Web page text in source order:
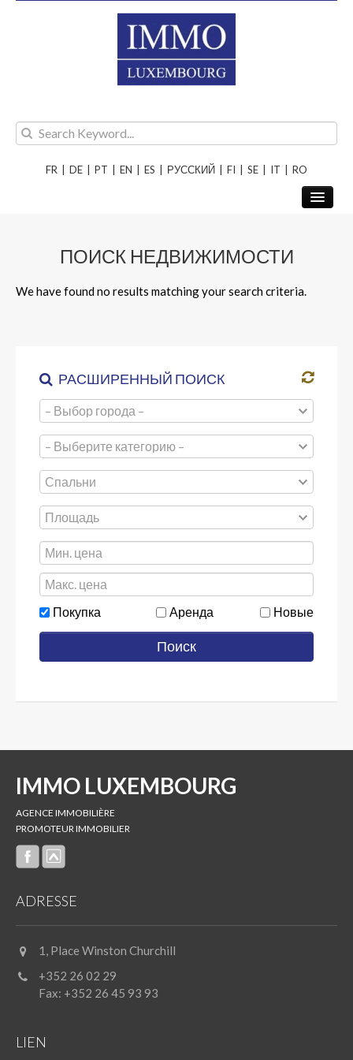
FR | DE | PT | EN | ES | РУССКИЙ | FI | SE | IT | RO
О НАС
ПРОДАЖА
КОНТАКТ
ПОИСК НЕДВИЖИМОСТИ
We have found no results matching your search criteria.
РАСШИРЕННЫЙ ПОИСК
Покупка Аренда Новые
IMMO LUXEMBOURG
AGENCE IMMOBILIÈRE
PROMOTEUR IMMOBILIER
ADRESSE
1, Place Winston Churchill
+352 26 02 29
Fax: +352 26 45 93 93
LIEN